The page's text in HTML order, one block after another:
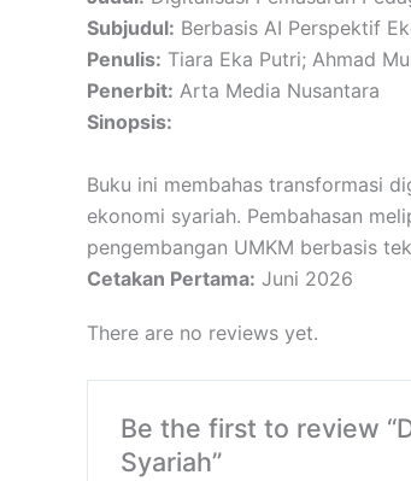
Subjudul: Berbasis AI Perspektif
Penulis: Tiara Eka Putri; Ahmad
Penerbit: Arta Media Nusantara
Sinopsis:
Buku ini membahas transformasi
ekonomi syariah. Pembahasan
pengembangan UMKM berbasis
Cetakan Pertama: Juni 2026
There are no reviews yet.
Be the first to review
Syariah”